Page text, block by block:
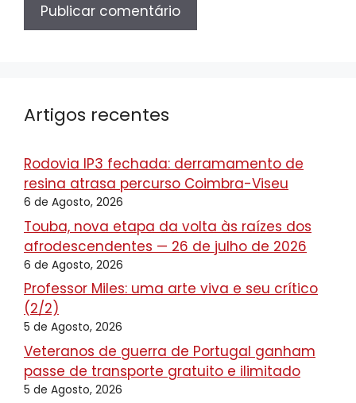
Artigos recentes
Rodovia IP3 fechada: derramamento de
resina atrasa percurso Coimbra-Viseu
6 de Agosto, 2026
Touba, nova etapa da volta às raízes dos
afrodescendentes — 26 de julho de 2026
6 de Agosto, 2026
Professor Miles: uma arte viva e seu crítico
(2/2)
5 de Agosto, 2026
Veteranos de guerra de Portugal ganham
passe de transporte gratuito e ilimitado
5 de Agosto, 2026